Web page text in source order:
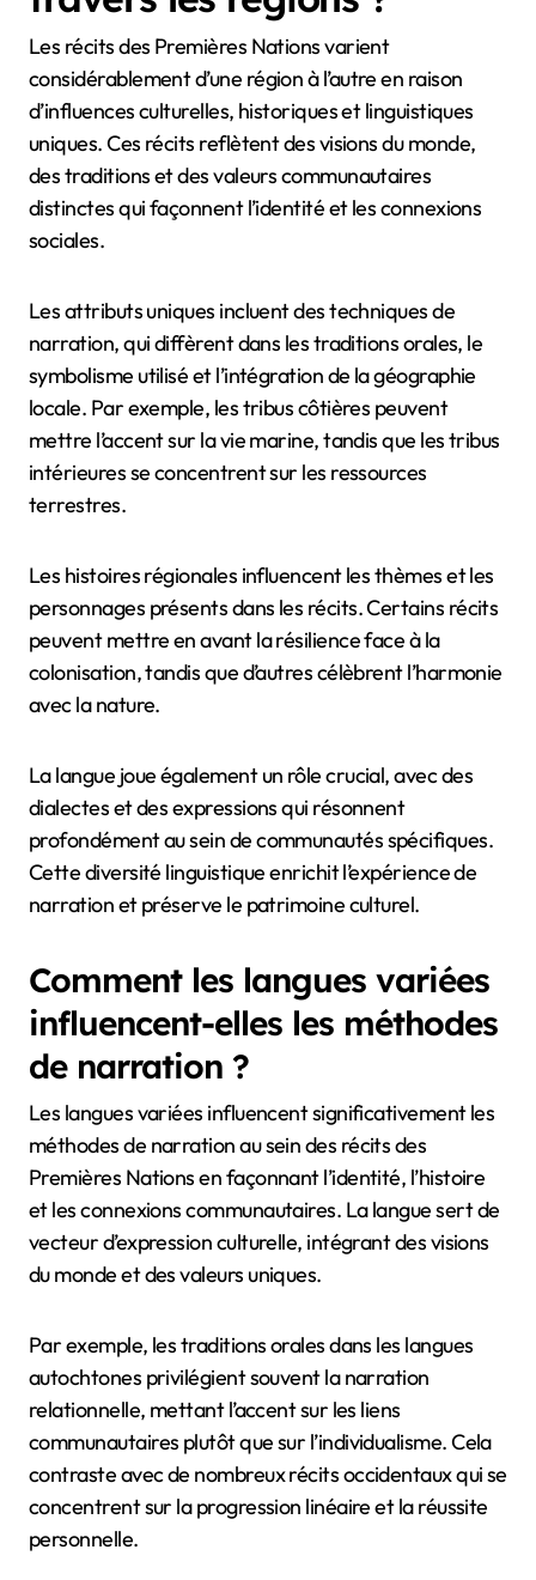
Quels attributs uniques
distinguent les récits des
Premières Nations à
travers les régions ?
Les récits des Premières Nations varient
considérablement d’une région à l’autre en raison
d’influences culturelles, historiques et linguistiques
uniques. Ces récits reflètent des visions du monde,
des traditions et des valeurs communautaires
distinctes qui façonnent l’identité et les connexions
sociales.
Les attributs uniques incluent des techniques de
narration, qui diffèrent dans les traditions orales, le
symbolisme utilisé et l’intégration de la géographie
locale. Par exemple, les tribus côtières peuvent
mettre l’accent sur la vie marine, tandis que les tribus
Les histoires régionales influencent les thèmes et les
personnages présents dans les récits. Certains récits
peuvent mettre en avant la résilience face à la
colonisation, tandis que d’autres célèbrent l’harmonie
La langue joue également un rôle crucial, avec des
dialectes et des expressions qui résonnent
Cette diversité linguistique enrichit l’expérience de
narration et préserve le patrimoine culturel.
Comment les langues variées
influencent-elles les méthodes
Les langues variées influencent significativement les
méthodes de narration au sein des récits des
Premières Nations en façonnant l’identité, l’histoire
et les connexions communautaires. La langue sert de
vecteur d’expression culturelle, intégrant des visions
du monde et des valeurs uniques.